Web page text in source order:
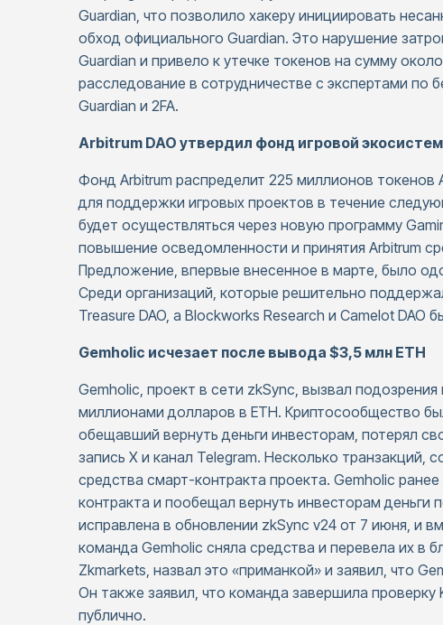
Guardian, что позволило хакеру инициировать
обход официального Guardian. Это нарушение
Guardian и привело к утечке токенов на сумму
расследование в сотрудничестве с экспертами по
Guardian и 2FA.
Arbitrum DAO утвердил фонд игровой
Фонд Arbitrum распределит 225 миллионов
для поддержки игровых проектов в течение
будет осуществляться через новую программу
повышение осведомленности и принятия Arbitrum
Предложение, впервые внесенное в марте, было
Среди организаций, которые решительно
Treasure DAO, а Blockworks Research и Camelot DAO
Gemholic исчезает после вывода $3,5 млн ETH
Gemholic, проект в сети zkSync, вызвал
миллионами долларов в ETH. Криптосообщество
обещавший вернуть деньги инвесторам, потерял
запись X и канал Telegram. Несколько
средства смарт-контракта проекта. Gemholic
контракта и пообещал вернуть инвесторам
исправлена в обновлении zkSync v24 от 7 июня, и
команда Gemholic сняла средства и перевела их в
Zkmarkets, назвал это «приманкой» и заявил, что
Он также заявил, что команда завершила
публично.